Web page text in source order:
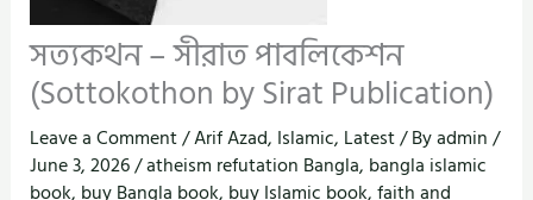
সত্যকথন – সীরাত পাবলিকেশন
(Sottokothon by Sirat Publication)
Leave a Comment/Arif Azad, Islamic, Latest/ Byadmin/
June 3, 2026/atheism refutation Bangla, bangla islamic
book, buy Bangla book, buy Islamic book,faith and